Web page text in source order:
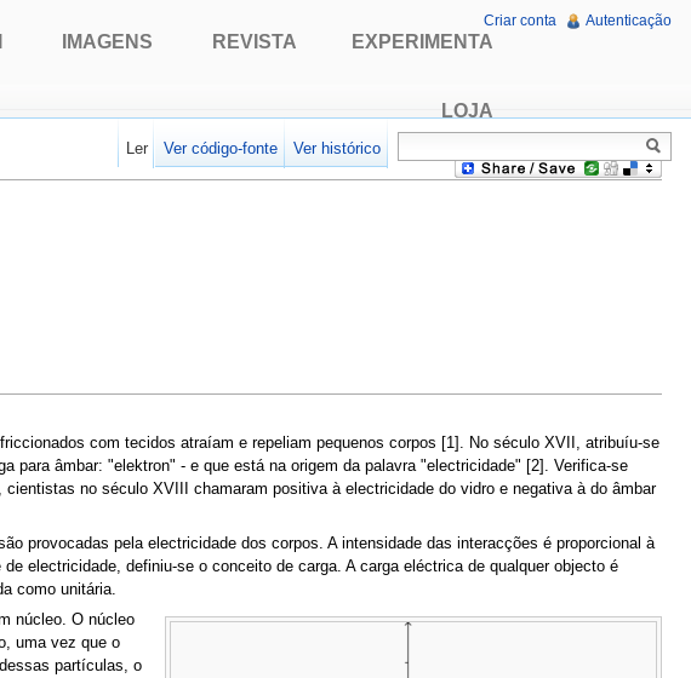
com tecidos atraíam e repeliam pequenos corpos [1]. No século XVII, atribuíu-se
para âmbar: "elektron" - e que está na origem da palavra "electricidade" [2]. Verifica-se
no século XVIII chamaram positiva à electricidade do vidro e negativa à do âmbar
provocadas pela electricidade dos corpos. A intensidade das interacções é proporcional à
electricidade, definiu-se o conceito de carga. A carga eléctrica de qualquer objecto é
como unitária.
núcleo. O núcleo
uma vez que o
partículas, o
IMAGENS REVISTA EXPERIMENTA
LOJA
Criar conta Autenticação
Ler Ver código-fonte Ver histórico